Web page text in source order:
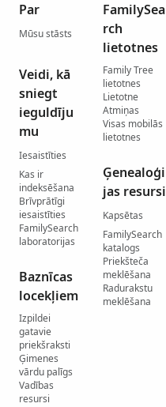
Par
Mūsu stāsts
Veidi, kā
sniegt
ieguldīju
mu
Iesaistīties
Kas ir
indeksēšana
Brīvprātīgi
iesaistīties
FamilySearch
laboratorijas
Baznīcas
locekļiem
Izpildei
gatavie
priekšraksti
Ģimenes
vārdu palīgs
Vadības
resursi
FamilySea
rch
lietotnes
Family Tree
lietotnes
Lietotne
Atmiņas
Visas mobilās
lietotnes
Ģenealoģi
jas resursi
Kapsētas
FamilySearch
katalogs
Priekšteča
meklēšana
Radurakstu
meklēšana